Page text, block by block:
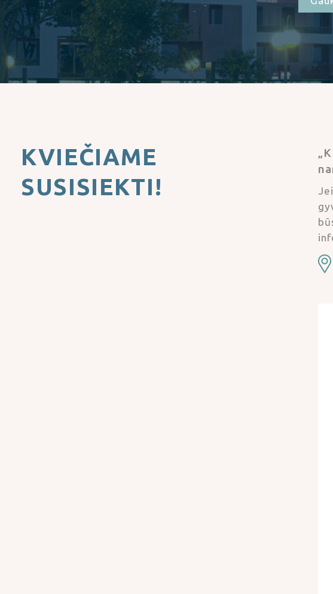
KVIEČIAME
SUSISIEKTI!